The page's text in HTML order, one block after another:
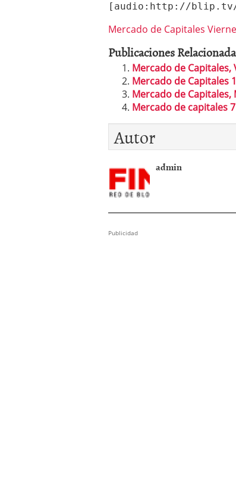
Acciones de
Cierre de
González de
[audio:http://blip.tv/
Mercado de Capitales
Publicaciones
Mercado de Capitales,
Mercado de Capitales
Mercado de
Mercado de capitales
Autor
admin
Publicidad